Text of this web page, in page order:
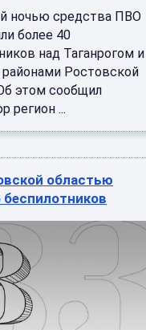
ночью средства ПВО
более 40
над Таганрогом и
Ростовской
этом сообщил
регион ...
областью
беспилотников